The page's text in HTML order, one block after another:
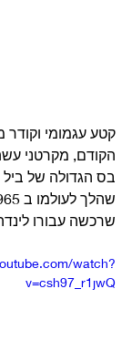
קטע עגמומי
הקודם, מקרטני
בס הגדולה של
שרכשה עבורו
watch?
v=csh97_r1jwQ